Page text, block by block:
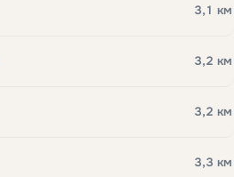
3,1 км
3,2 км
3,2 км
3,3 км